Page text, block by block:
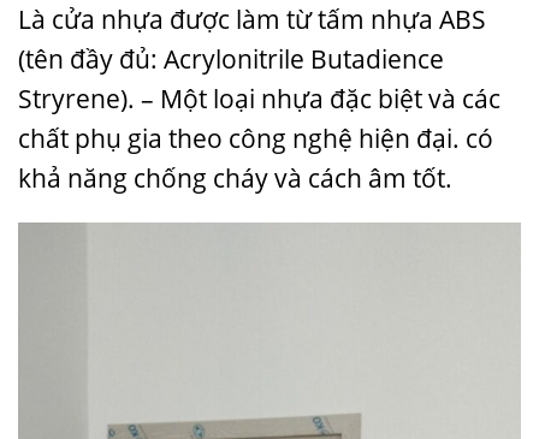
Là cửa nhựa được làm từ tấm nhựa ABS
(tên đầy đủ: Acrylonitrile Butadience
Stryrene). – Một loại nhựa đặc biệt và các
chất phụ gia theo công nghệ hiện đại. có
khả năng chống cháy và cách âm tốt.